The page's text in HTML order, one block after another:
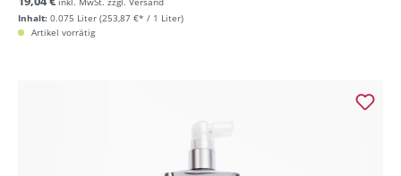
Inhalt: 0.075 Liter (253,87 €* / 1 Liter)
Artikel vorrätig